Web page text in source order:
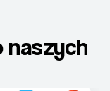
naszych